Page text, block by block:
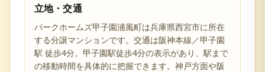
立地・交通
パークホームズ甲子園浦風町は兵庫県西宮市に所在
する分譲マンションです。交通は阪神本線／甲子園
駅 徒歩4分。甲子園駅徒歩4分の表示があり、駅まで
の移動時間を具体的に把握できます。神戸方面や阪